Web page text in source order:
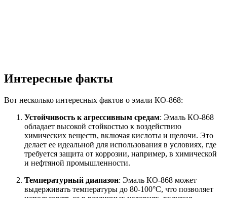
Интересные факты
Вот несколько интересных фактов о эмали КО-868:
Устойчивость к агрессивным средам: Эмаль КО-868
обладает высокой стойкостью к воздействию
химических веществ, включая кислоты и щелочи. Это
делает ее идеальной для использования в условиях, где
требуется защита от коррозии, например, в химической
и нефтяной промышленности.
Температурный диапазон: Эмаль КО-868 может
выдерживать температуры до 80-100°C, что позволяет